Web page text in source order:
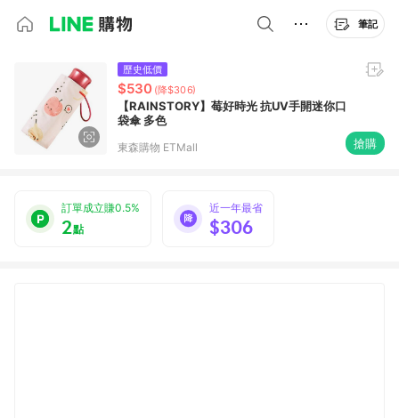
筆記
歷史低價
$530 (降$306)
【RAINSTORY】莓好時光 抗UV手開迷你口
袋傘 多色
東森購物 ETMall 搶購
訂單成立賺0.5%
2點
近一年最省
$306